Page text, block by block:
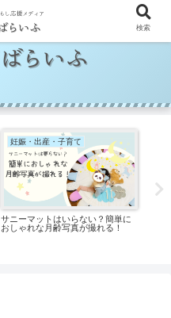
妊娠・出産・子育て
サニーマットはいらない？簡単に
おしゃれな月齢写真が撮れる！
検索